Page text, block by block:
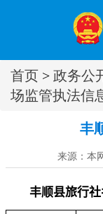
首页 > 政务公
场监管执法信
丰
来源：本
丰顺县旅行